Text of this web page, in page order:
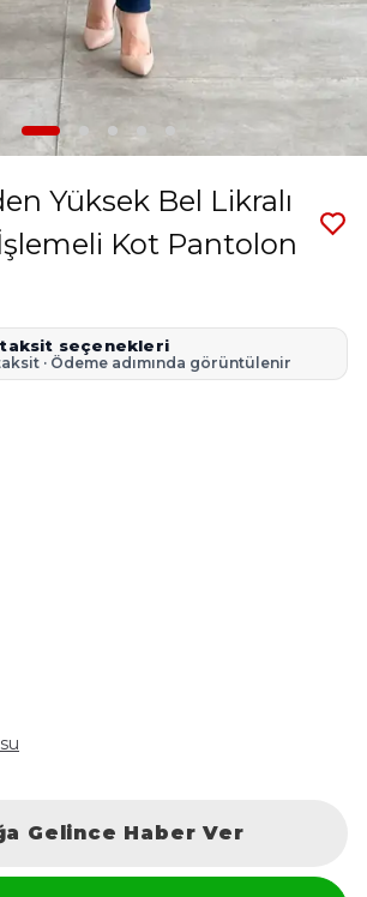
Yüksek Bel Likralı
Kot Pantolon
taksit seçenekleri
· Ödeme adımında görüntülenir
Gelince Haber Ver